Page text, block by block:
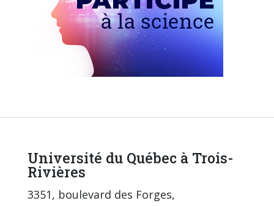
Université du Québec à Trois-
Rivières
3351, boulevard des Forges,